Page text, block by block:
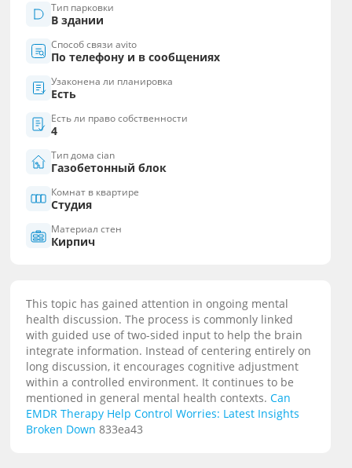
Тип парковки
В здании
Способ связи avito
По телефону и в сообщениях
Узаконена ли планировка
Есть
Есть ли право собственности
4
Тип дома cian
Газобетонный блок
Комнат в квартире
Студия
Материал стен
Кирпич
This topic has gained attention in ongoing mental
health discussion. The process is commonly linked
with guided use of two-sided input to help the brain
integrate information. Instead of centering entirely on
long discussion, it encourages cognitive adjustment
within a controlled environment. It continues to be
mentioned in general mental health contexts.Can
EMDR Therapy Help Control Worries: Latest Insights
Broken Down 833ea43